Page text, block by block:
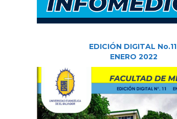
EDICIÓN DIGITAL No.11
ENERO 2022